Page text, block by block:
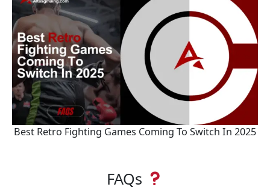
Best Retro Fighting Games Coming To Switch In 2025
FAQs